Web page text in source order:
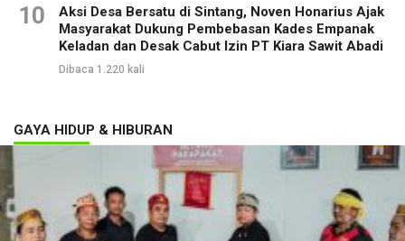
10
Aksi Desa Bersatu di Sintang, Noven Honarius Ajak
Masyarakat Dukung Pembebasan Kades Empanak
Keladan dan Desak Cabut Izin PT Kiara Sawit Abadi
Dibaca 1.220 kali
GAYA HIDUP & HIBURAN